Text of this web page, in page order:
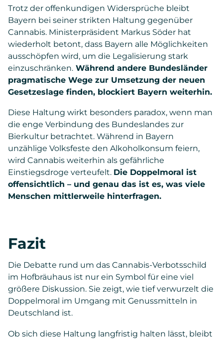
Trotz der offenkundigen Widersprüche bleibt
Bayern bei seiner strikten Haltung gegenüber
Cannabis. Ministerpräsident Markus Söder hat
wiederholt betont, dass Bayern alle Möglichkeiten
ausschöpfen wird, um die Legalisierung stark
einzuschränken. Während andere Bundesländer
pragmatische Wege zur Umsetzung der neuen
Gesetzeslage finden, blockiert Bayern weiterhin.
Diese Haltung wirkt besonders paradox, wenn man
die enge Verbindung des Bundeslandes zur
Bierkultur betrachtet. Während in Bayern
unzählige Volksfeste den Alkoholkonsum feiern,
wird Cannabis weiterhin als gefährliche
Einstiegsdroge verteufelt. Die Doppelmoral ist
offensichtlich – und genau das ist es, was viele
Menschen mittlerweile hinterfragen.
Fazit
Die Debatte rund um das Cannabis-Verbotsschild
im Hofbräuhaus ist nur ein Symbol für eine viel
größere Diskussion. Sie zeigt, wie tief verwurzelt die
Doppelmoral im Umgang mit Genussmitteln in
Deutschland ist.
Ob sich diese Haltung langfristig halten lässt, bleibt